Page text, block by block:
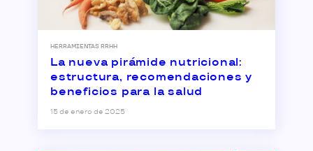
HERRAMIENTAS RRHH
La nueva pirámide nutricional:
estructura, recomendaciones y
beneficios para la salud
15 de enero de 2025